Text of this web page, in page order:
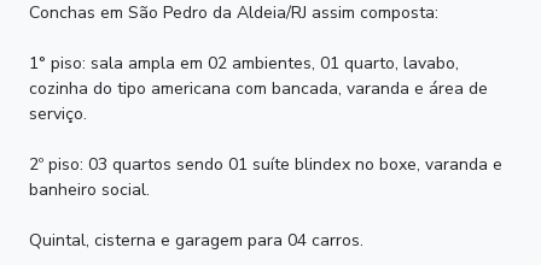
Conchas em São Pedro da Aldeia/RJ assim composta:
1° piso: sala ampla em 02 ambientes, 01 quarto, lavabo,
cozinha do tipo americana com bancada, varanda e área de
serviço.
2º piso: 03 quartos sendo 01 suíte blindex no boxe, varanda e
banheiro social.
Quintal, cisterna e garagem para 04 carros.